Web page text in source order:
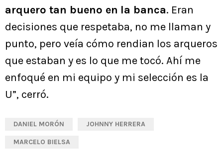
arquero tan bueno en la banca. Eran
decisiones que respetaba, no me llaman y
punto, pero veía cómo rendian los arqueros
que estaban y es lo que me tocó. Ahí me
enfoqué en mi equipo y mi selección es la
U”, cerró.
DANIEL MORÓN JOHNNY HERRERA
MARCELO BIELSA